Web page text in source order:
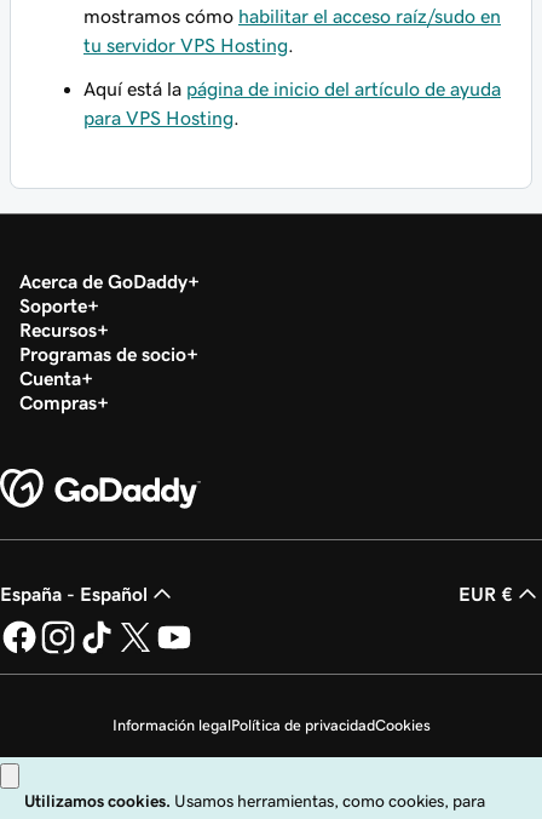
mostramos cómo habilitar el acceso raíz/sudo en
tu servidor VPS Hosting.
Aquí está la página de inicio del artículo de ayuda
para VPS Hosting.
Acerca de GoDaddy
Soporte
Recursos
Programas de socio
Cuenta
Compras
España - Español EUR €
Información legalPolítica de privacidadCookies